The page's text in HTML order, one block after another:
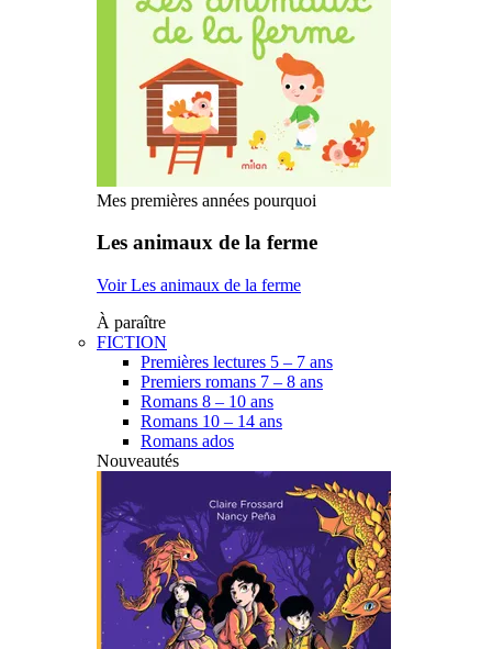
Mes premières années pourquoi
Les animaux de la ferme
Voir Les animaux de la ferme
À paraître
FICTION
Premières lectures 5 – 7 ans
Premiers romans 7 – 8 ans
Romans 8 – 10 ans
Romans 10 – 14 ans
Romans ados
Nouveautés